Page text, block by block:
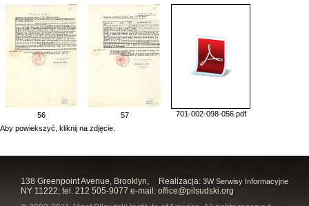
56 57
701-002-098-056.pdf
Aby powiekszyć, kliknij na zdjęcie.
Realizacja: 3W Serwisy Informacyjne
138 Greenpoint Avenue, Brooklyn,
NY 11222, tel. 212 505-9077 e-mail: office@pilsudski.org